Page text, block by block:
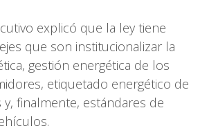
explicó que la ley tiene
que son institucionalizar la
gestión energética de los
etiquetado energético de
y, finalmente, estándares de